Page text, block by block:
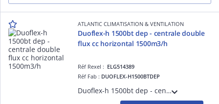
ATLANTIC CLIMATISATION & VENTILATION
Duoflex-h 1500bt dep - centrale double
flux cc horizontal 1500m3/h
Réf Rexel : ELG514389
Réf Fab : DUOFLEX-H1500BTDEP
Duoflex-h 1500bt dep - centrale double flux cc 1500m3/h bet+dep - haut rendement >80% - version horizontal . - moteurs ec - turbine réaction - isol. 25 mm lm - filtration f7/m5 - régul intégrée - h 455mm - préchauff. élec. intégré